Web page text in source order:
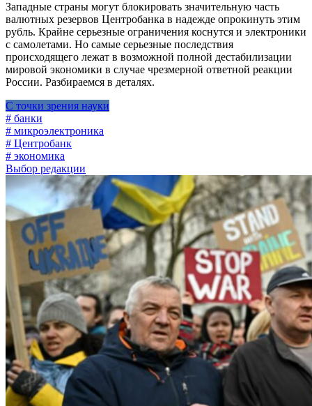
Западные страны могут блокировать значительную часть
валютных резервов Центробанка в надежде опрокинуть этим
рубль. Крайне серьезные ограничения коснутся и электроники
с самолетами. Но самые серьезные последствия
происходящего лежат в возможной полной дестабилизации
мировой экономики в случае чрезмерной ответной реакции
России. Разбираемся в деталях.
С точки зрения науки
# банки
# микроэлектроника
# Центробанк
# экономика
Выбор редакции